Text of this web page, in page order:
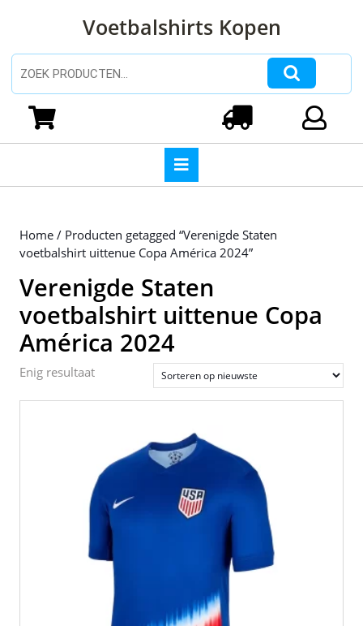
inhoud
Voetbalshirts Kopen
Zoeken naar:
Home / Producten getagged “Verenigde Staten
voetbalshirt uittenue Copa América 2024”
Verenigde Staten
voetbalshirt uittenue Copa
América 2024
Enig resultaat